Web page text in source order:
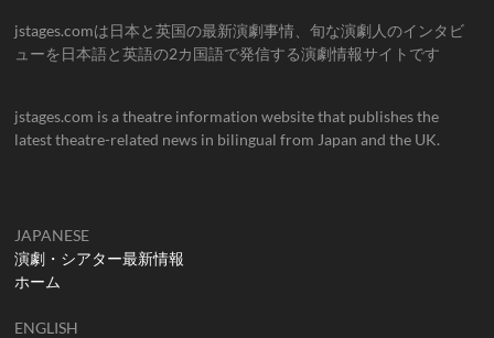
jstages.comは日本と英国の最新演劇事情、旬な演劇人のインタビ
ューを日本語と英語の2カ国語で発信する演劇情報サイトです
jstages.com is a theatre information website that publishes the
latest theatre-related news in bilingual from Japan and the UK.
JAPANESE
演劇・シアター最新情報
ホーム
ENGLISH